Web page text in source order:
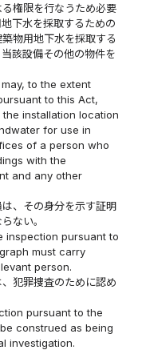
権限を行なうため必要
下水を採取するための
物用地下水を採取する
該設備その他の物件を
to the extent
to this Act,
installation location
for use in
of a person who
with the
and any other
、その身分を示す証明
ない。
inspection pursuant to
must carry
person.
犯罪捜査のために認め
pursuant to the
construed as being
investigation.